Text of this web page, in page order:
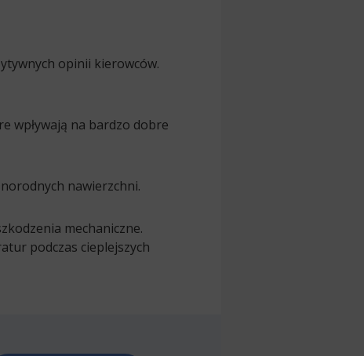
opinii kierowców.
wpływają na bardzo dobre
nawierzchni.
mechaniczne.
podczas cieplejszych